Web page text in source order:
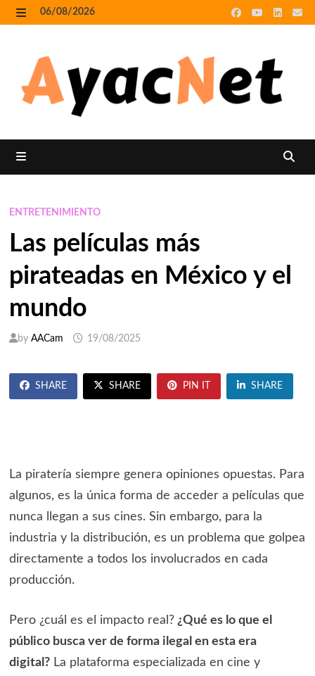
Skip
to
06/08/2026
ENTRETENIMIENTO
Las películas más
pirateadas en México y el
mundo
by AACam 19/08/2025
SHARE SHARE PIN IT SHARE
La piratería siempre genera opiniones opuestas. Para
algunos, es la única forma de acceder a películas que
nunca llegan a sus cines. Sin embargo, para la
industria y la distribución, es un problema que golpea
directamente a todos los involucrados en cada
producción.
Pero ¿cuál es el impacto real?¿Qué es lo que el
público busca ver de forma ilegal en esta era
digital?La plataforma especializada en cine y